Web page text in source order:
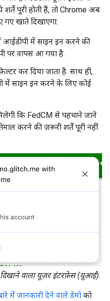
पूरी होती हैं, तो Chrome अब
खाते दिखाएगा:
आईडीपी में साइन इन करने की
पर वापस आ गया है.
कर दिया जाता है. साथ ही,
में साइन इन करने के लिए कोई
कि FedCM से पहचाने जाने
करने की ज़रूरी शर्तें पूरी नहीं
वाला यूज़र इंटरफ़ेस (यूआई).
में जानकारी देने वाले डेमो को